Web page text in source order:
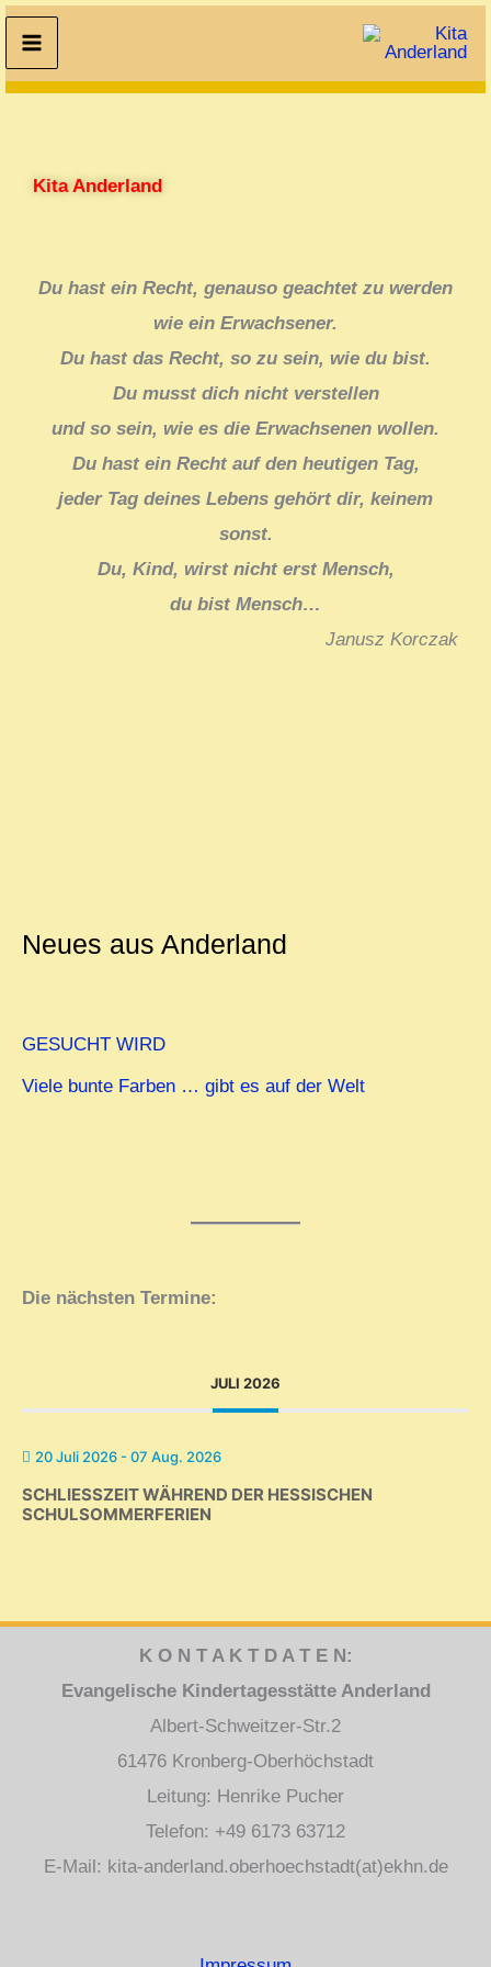
Zum
Inhalt
springen
Kita Anderland
Du hast ein Recht, genauso geachtet zu werden
wie ein Erwachsener.
Du hast das Recht, so zu sein, wie du bist.
Du musst dich nicht verstellen
und so sein, wie es die Erwachsenen wollen.
Du hast ein Recht auf den heutigen Tag,
jeder Tag deines Lebens gehört dir, keinem
sonst.
Du, Kind, wirst nicht erst Mensch,
du bist Mensch…
Janusz Korczak
Neues aus Anderland
GESUCHT WIRD
Viele bunte Farben … gibt es auf der Welt
Die nächsten Termine:
JULI 2026
20 Juli 2026 - 07 Aug. 2026
SCHLIESSZEIT WÄHREND DER HESSISCHEN S
CHULSOMMERFERIEN
K O N T A K T D A T E N:
Evangelische Kindertagesstätte Anderland
Albert-Schweitzer-Str.2
61476 Kronberg-Oberhöchstadt
Leitung: Henrike Pucher
Telefon: +49 6173 63712
E-Mail: kita-anderland.oberhoechstadt(at)ekhn.de